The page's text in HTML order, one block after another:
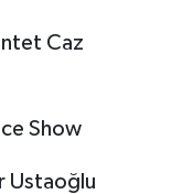
Caz
Show
Ustaoğlu